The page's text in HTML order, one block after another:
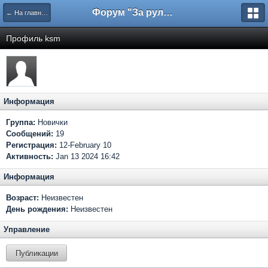
← На главную Форум "За рулем"
Профиль ksm
Информация
Группа: Новички
Сообщений: 19
Регистрация: 12-February 10
Активность: Jan 13 2024 16:42
Информация
Возраст: Неизвестен
День рождения: Неизвестен
Управление
Публикации